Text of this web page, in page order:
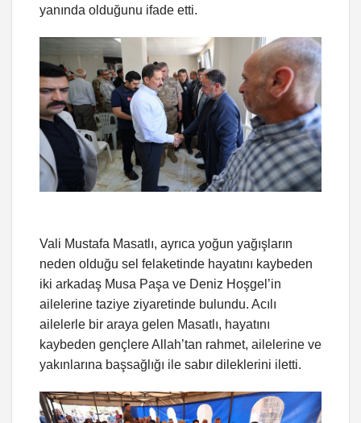
yanında olduğunu ifade etti.
Vali Mustafa Masatlı, ayrıca yoğun yağışların
neden olduğu sel felaketinde hayatını kaybeden
iki arkadaş Musa Paşa ve Deniz Hoşgel’in
ailelerine taziye ziyaretinde bulundu. Acılı
ailelerle bir araya gelen Masatlı, hayatını
kaybeden gençlere Allah’tan rahmet, ailelerine ve
yakınlarına başsağlığı ile sabır dileklerini iletti.